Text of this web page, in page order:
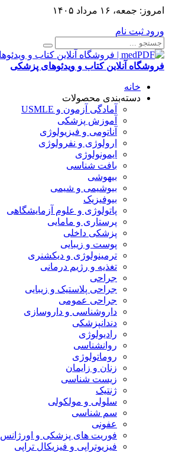
امروز: جمعه، ۱۶ مرداد ۱۴۰۵
ورود ثبت نام
فروشگاه آنلاین کتاب و ویدئوهای پزشکی
خانه
دسته‌بندی محصولات
آمادگی آزمون و USMLE
آموزش پزشکی
آناتومی و فیزیولوژی
ارولوژی و نفرولوژی
ایمونولوژی
بافت شناسی
بیهوشی
بیوشیمی و شیمی
بیوفیزیک
پاتولوژی و علوم آزمایشگاهی
پرستاری و مامایی
پزشکی داخلی
پوست و زیبایی
ترمینولوژی و دیکشنری
تغذیه و رژیم درمانی
جراحی
جراحی پلاستیک و زیبایی
جراحی عمومی
داروشناسی و داروسازی
دندانپزشکی
رادیولوژی
روانشناسی
روماتولوژی
زنان و زایمان
زیست شناسی
ژنتیک
سلولی و مولکولی
سم شناسی
عفونی
فوریت های پزشکی و اورژانس
فیزیوتراپی و فیزیکال تراپی